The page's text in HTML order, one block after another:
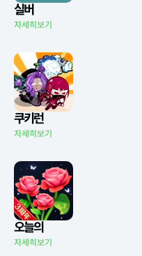
실버
자세히보기
쿠키런
자세히보기
오늘의
자세히보기